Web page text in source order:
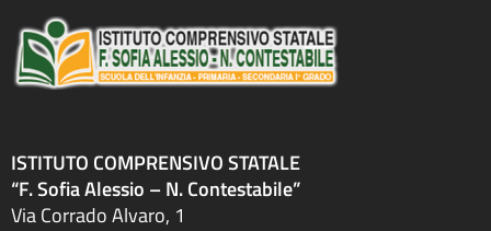
ISTITUTO COMPRENSIVO STATALE
“F. Sofia Alessio – N. Contestabile”
Via Corrado Alvaro, 1